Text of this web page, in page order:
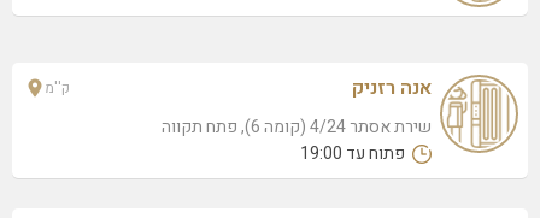
אנה רזניק
שירת אסתר 4/24 (קומה 6), פתח תקווה
פתוח עד 19:00
ק''מ